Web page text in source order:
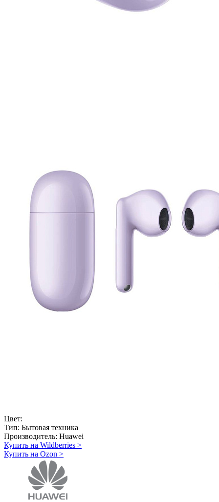
Цвет:
Тип: Бытовая техника
Производитель: Huawei
Купить на Wildberries >
Купить на Ozon >